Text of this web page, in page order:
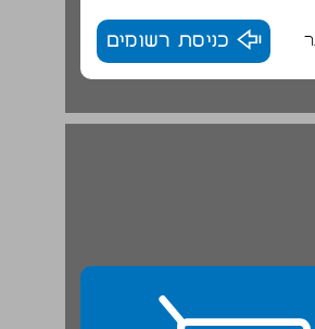
כניסת רשומים